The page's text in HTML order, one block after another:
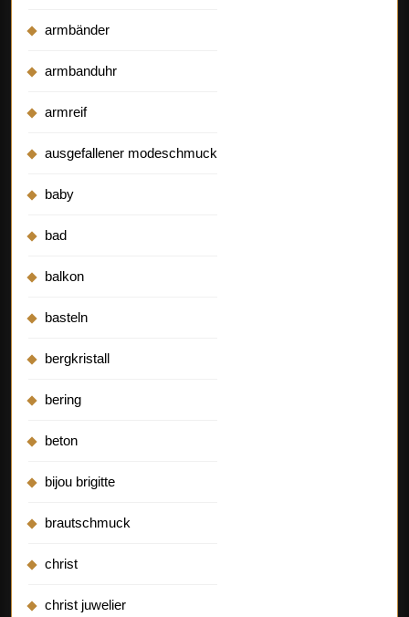
armbänder
armbanduhr
armreif
ausgefallener modeschmuck
baby
bad
balkon
basteln
bergkristall
bering
beton
bijou brigitte
brautschmuck
christ
christ juwelier